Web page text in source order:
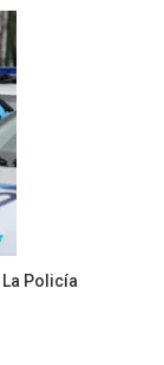
Policía